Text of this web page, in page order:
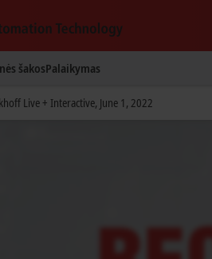
šakosPalaikymas
Live + Interactive, June 1, 2022